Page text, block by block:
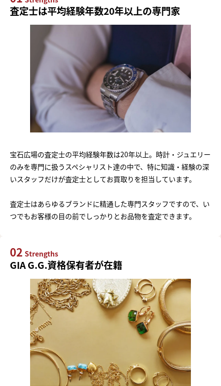
査定士は平均経験年数20年以上の専門家
宝石広場の査定士の平均経験年数は20年以上。時計・ジュエリー
のみを専門に扱うスペシャリスト達の中で、特に知識・経験の深
いスタッフだけが査定士としてお買取りを担当しています。
査定士はあらゆるブランドに精通した専門スタッフですので、い
つでもお客様の目の前でしっかりとお品物を査定できます。
02 Strengths
GIA G.G.資格保有者が在籍